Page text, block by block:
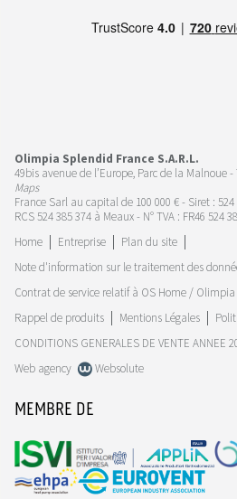
Olimpia Splendid France S.A.R.L.
49bis avenue de l’Europe, Parc de la Malnoue
Maps
France Sarl au capital de 100 000 € - Siret : 524
RCS 524 385 374 à Meaux - N° TVA : FR46 524
Home
Entreprise
Plan du site
Note d'information sur le traitement des
Contrat de service relatif à OS Home /
Rappel de produits
Mentions Légales
CONDITIONS GENERALES DE VENTE ANNEE
Web agency
Websolute
MEMBRE DE